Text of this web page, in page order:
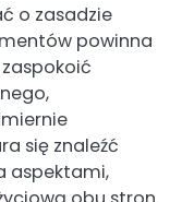
o zasadzie
powinna
się znaleźć
aspektami,